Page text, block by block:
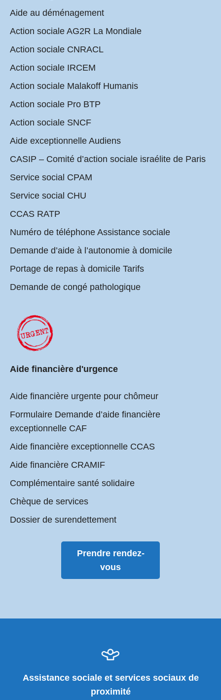
Aide au déménagement
Action sociale AG2R La Mondiale
Action sociale CNRACL
Action sociale IRCEM
Action sociale Malakoff Humanis
Action sociale Pro BTP
Action sociale SNCF
Aide exceptionnelle Audiens
CASIP – Comité d’action sociale israélite de Paris
Service social CPAM
Service social CHU
CCAS RATP
Numéro de téléphone Assistance sociale
Demande d’aide à l’autonomie à domicile
Portage de repas à domicile Tarifs
Demande de congé pathologique
Aide financière d'urgence
Aide financière urgente pour chômeur
Formulaire Demande d’aide financière
exceptionnelle CAF
Aide financière exceptionnelle CCAS
Aide financière CRAMIF
Complémentaire santé solidaire
Chèque de services
Dossier de surendettement
Prendre rendez-
vous
Assistance sociale et services sociaux de
proximité